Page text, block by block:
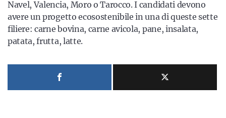
Navel, Valencia, Moro o Tarocco. I candidati devono
avere un progetto ecosostenibile in una di queste sette
filiere: carne bovina, carne avicola, pane, insalata,
patata, frutta, latte.